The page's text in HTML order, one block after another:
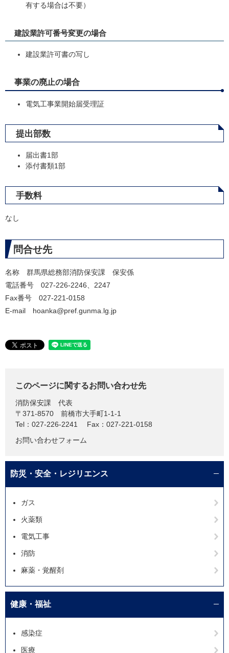
有する場合は不要）
建設業許可番号変更の場合
建設業許可書の写し
事業の廃止の場合
電気工事業開始届受理証
提出部数
届出書1部
添付書類1部
手数料
なし
問合せ先
名称 群馬県総務部消防保安課 保安係
電話番号 027-226-2246、2247
Fax番号 027-221-0158
E-mail hoanka@pref.gunma.lg.jp
このページに関するお問い合わせ先
消防保安課
代表
〒371-8570
前橋市大手町1-1-1
Tel：027-226-2241
Fax：027-221-0158
お問い合わせフォーム
防災・安全・レジリエンス
ガス
火薬類
電気工事
消防
麻薬・覚醒剤
健康・福祉
感染症
医療